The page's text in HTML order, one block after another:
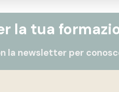
la tua
la newsletter per